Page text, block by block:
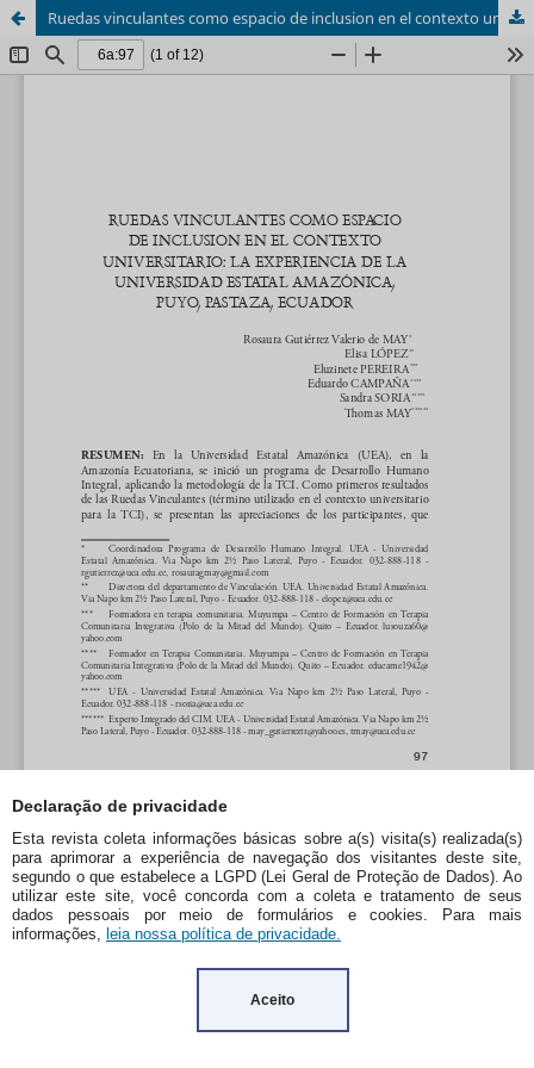
Declaração de privacidade
Esta revista coleta informações básicas sobre a(s) visita(s) realizada(s)
para aprimorar a experiência de navegação dos visitantes deste site,
segundo o que estabelece a LGPD (Lei Geral de Proteção de Dados). Ao
utilizar este site, você concorda com a coleta e tratamento de seus
dados pessoais por meio de formulários e cookies. Para mais
informações, leia nossa política de privacidade.
Aceito
Ruedas vinculantes como espacio de inclusion en el contexto universitario: la experiencia de la Universidad Estatal Amazónica, Puyo, Pastaza, Ecuador